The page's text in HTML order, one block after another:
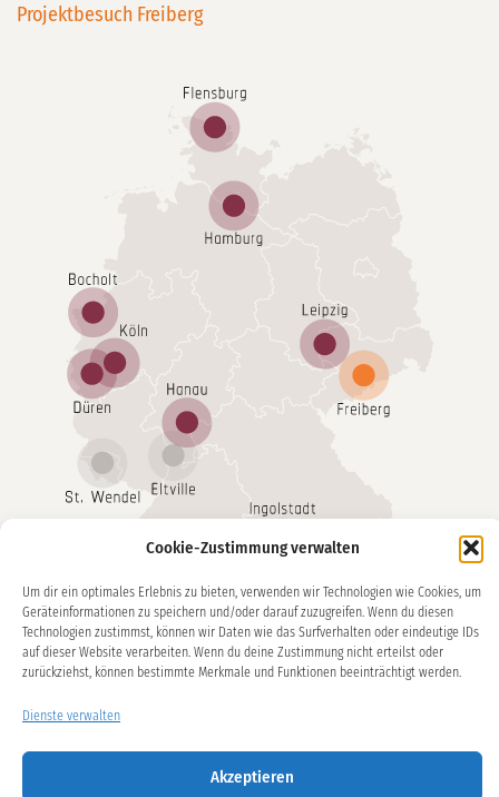
Cookie-Zustimmung verwalten
Um dir ein optimales Erlebnis zu bieten, verwenden wir Technologien wie Cookies, um
Geräteinformationen zu speichern und/oder darauf zuzugreifen. Wenn du diesen
Technologien zustimmst, können wir Daten wie das Surfverhalten oder eindeutige IDs
auf dieser Website verarbeiten. Wenn du deine Zustimmung nicht erteilst oder
zurückziehst, können bestimmte Merkmale und Funktionen beeinträchtigt werden.
Dienste verwalten
Akzeptieren
Projektbesuch Freiberg
AWO Kreisverband Freiberg e. V. (Geschäftsstelle)
Susanne Höppner
Forstweg 69 | 09599 Freiberg
Tel: 03731 795 700
E-Mail: s.hoeppner@awo-freiberg.de